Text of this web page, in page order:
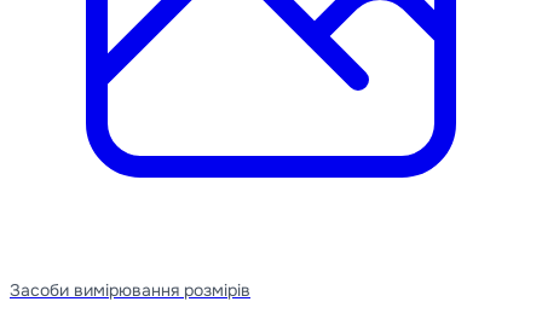
Засоби вимірювання розмірів